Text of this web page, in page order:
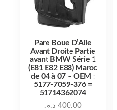
Pare Boue D’Aile
Avant Droite Partie
avant BMW Série 1
(E81 E82 E88) Maroc
de 04 à 07 – OEM :
5177-7059-376 =
51714362074
400.00 د.م.